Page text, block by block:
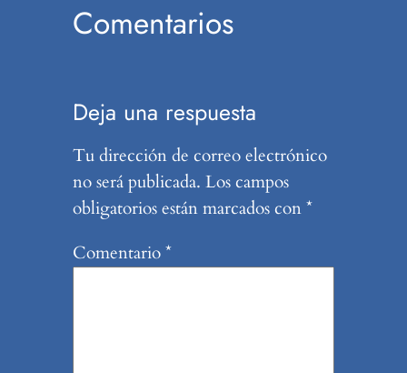
Comentarios
Deja una respuesta
Tu dirección de correo electrónico
no será publicada. Los campos
obligatorios están marcados con*
Comentario*